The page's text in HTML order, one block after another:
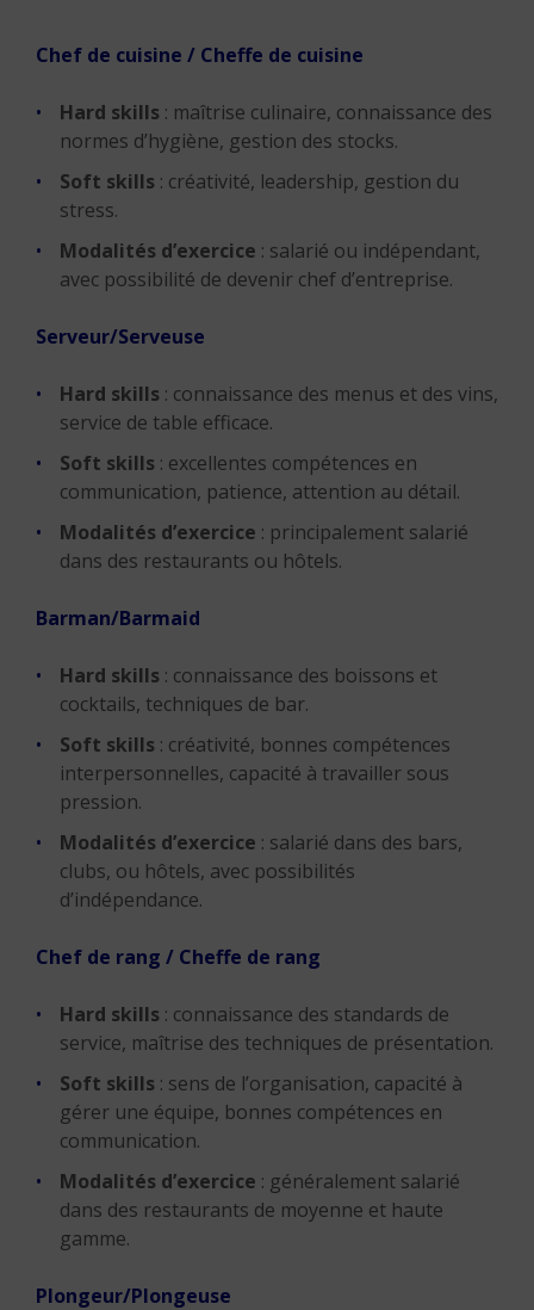
Chef de cuisine / Cheffe de cuisine
Hard skills : maîtrise culinaire, connaissance des
normes d’hygiène, gestion des stocks.
Soft skills : créativité, leadership, gestion du
stress.
Modalités d’exercice : salarié ou indépendant,
avec possibilité de devenir chef d’entreprise.
Serveur/Serveuse
Hard skills : connaissance des menus et des vins,
service de table efficace.
Soft skills : excellentes compétences en
communication, patience, attention au détail.
Modalités d’exercice : principalement salarié
dans des restaurants ou hôtels.
Barman/Barmaid
Hard skills : connaissance des boissons et
cocktails, techniques de bar.
Soft skills : créativité, bonnes compétences
interpersonnelles, capacité à travailler sous
pression.
Modalités d’exercice : salarié dans des bars,
clubs, ou hôtels, avec possibilités
d’indépendance.
Chef de rang / Cheffe de rang
Hard skills : connaissance des standards de
service, maîtrise des techniques de présentation.
Soft skills : sens de l’organisation, capacité à
gérer une équipe, bonnes compétences en
communication.
Modalités d’exercice : généralement salarié
dans des restaurants de moyenne et haute
gamme.
Plongeur/Plongeuse